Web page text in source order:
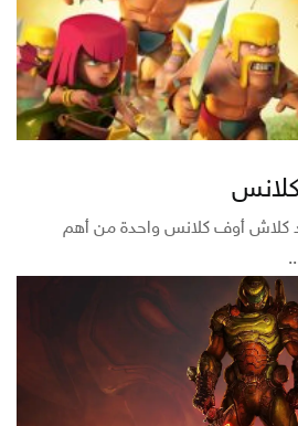
كلاش أوف كلانس واحدة من أهم